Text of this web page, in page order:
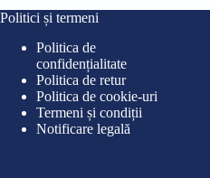
a
fost:
59,00 lei.
este:
49,90 lei.
Politici și termeni
Politica de
confidențialitate
Politica de retur
Politica de cookie-uri
Termeni și condiții
Notificare legală